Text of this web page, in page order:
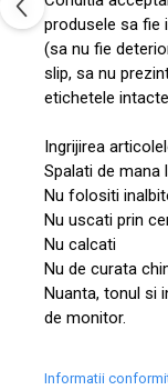
produsele sa fie
(sa nu fie
slip, sa nu
etichetele
Ingrijirea
Spalati de mana
Nu folositi
Nu uscati prin
Nu calcati
Nu de curata
Nuanta, tonul si
de monitor.
Informatii